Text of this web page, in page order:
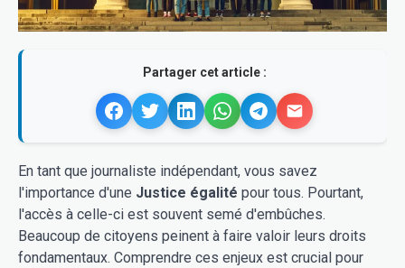
Partager cet article :
En tant que journaliste indépendant, vous savez
l'importance d'une Justice égalité pour tous. Pourtant,
l'accès à celle-ci est souvent semé d'embûches.
Beaucoup de citoyens peinent à faire valoir leurs droits
fondamentaux. Comprendre ces enjeux est crucial pour